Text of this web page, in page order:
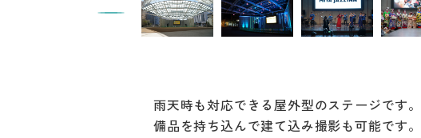
雨天時も対応できる屋外型のステージです。
備品を持ち込んで建て込み撮影も可能です。